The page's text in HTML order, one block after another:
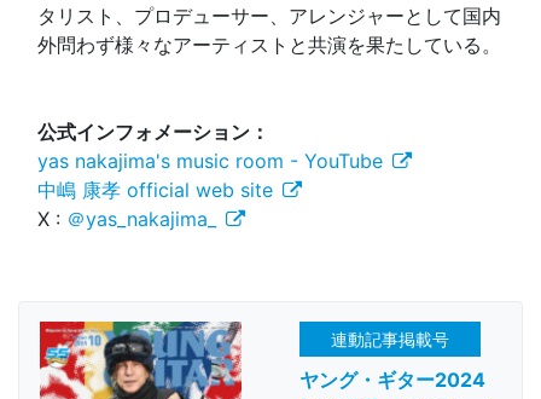
タリスト、プロデューサー、アレンジャーとして国内
外問わず様々なアーティストと共演を果たしている。
公式インフォメーション：
yas nakajima's music room - YouTube
中嶋 康孝 official web site
X : ＠yas_nakajima_
連動記事掲載号
ヤング・ギター2024